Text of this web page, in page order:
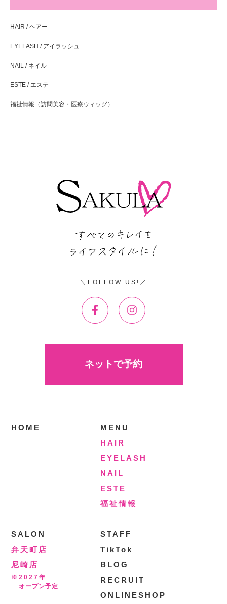
HAIR / ヘアー
EYELASH / アイラッシュ
NAIL / ネイル
ESTE / エステ
福祉情報（訪問美容・医療ウィッグ）
FOLLOW US!
ネットで予約
HOME
MENU
HAIR
EYELASH
NAIL
ESTE
福祉情報
SALON
弁天町店
尼崎店
※2027年
オープン予定
STAFF
TikTok
BLOG
RECRUIT
ONLINESHOP